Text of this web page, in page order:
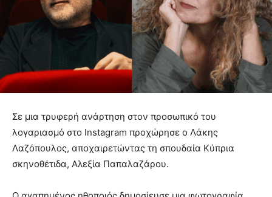
Σε μια τρυφερή ανάρτηση στον προσωπικό του
λογαριασμό στο Instagram προχώρησε ο Λάκης
Λαζόπουλος, αποχαιρετώντας τη σπουδαία Κύπρια
σκηνοθέτιδα, Αλεξία Παπαλαζάρου.